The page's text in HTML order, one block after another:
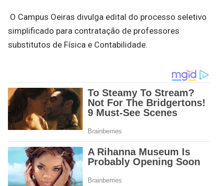
O Campus Oeiras divulga edital do processo seletivo
simplificado para contratação de professores
substitutos de Física e Contabilidade.